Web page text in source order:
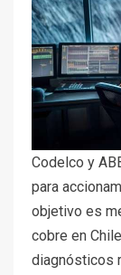
Codelco y
para
objetivo es
cobre en
diagnósticos